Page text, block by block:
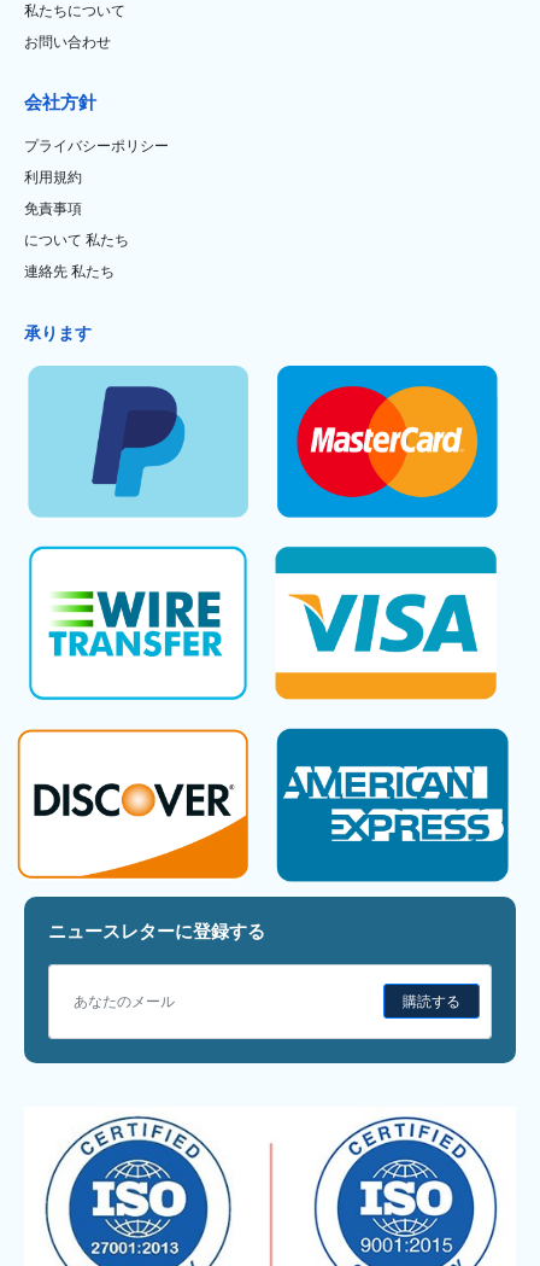
私たちについて
お問い合わせ
会社方針
プライバシーポリシー
利用規約
免責事項
について 私たち
連絡先 私たち
承ります
ニュースレターに登録する
購読する